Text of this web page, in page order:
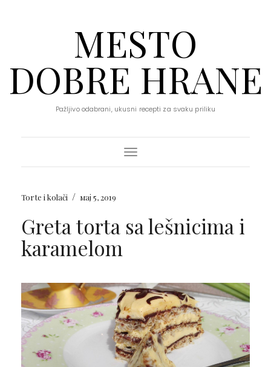
MESTO
DOBRE HRANE
Pažljivo odabrani, ukusni recepti za svaku priliku
Toggle Navigation
Torte i kolači / мај 5, 2019
Greta torta sa lešnicima i
karamelom